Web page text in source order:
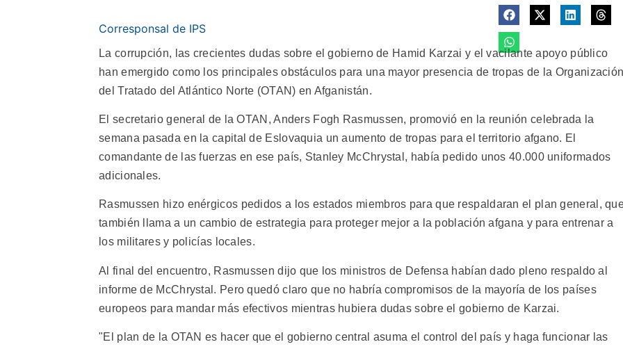
Corresponsal de IPS
La corrupción, las crecientes dudas sobre el gobierno de Hamid Karzai y el vacilante apoyo público
han emergido como los principales obstáculos para una mayor presencia de tropas de la
del Tratado del Atlántico Norte (OTAN) en Afganistán.
El secretario general de la OTAN, Anders Fogh Rasmussen, promovió en la reunión celebrada la
semana pasada en la capital de Eslovaquia un aumento de tropas para el territorio afgano. El
comandante de las fuerzas en ese país, Stanley McChrystal, había pedido unos 40.000 uniformados
adicionales.
Rasmussen hizo enérgicos pedidos a los estados miembros para que respaldaran el plan general,
también llama a un cambio de estrategia para proteger mejor a la población afgana y para entrenar a
los militares y policías locales.
Al final del encuentro, Rasmussen dijo que los ministros de Defensa habían dado pleno respaldo al
informe de McChrystal. Pero quedó claro que no habría compromisos de la mayoría de los países
europeos para mandar más efectivos mientras hubiera dudas sobre el gobierno de Karzai.
"El plan de la OTAN es hacer que el gobierno central asuma el control del país y haga funcionar las